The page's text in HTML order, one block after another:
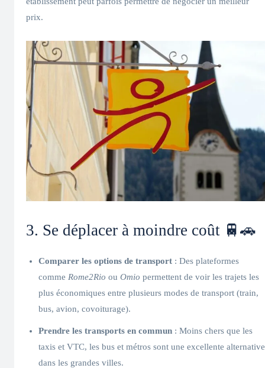
prix.
3. Se déplacer à moindre coût 🚆🚗
Comparer les options de transport : Des plateformes
comme Rome2Rio ou Omio permettent de voir les trajets les
plus économiques entre plusieurs modes de transport (train,
bus, avion, covoiturage).
Prendre les transports en commun : Moins chers que les
taxis et VTC, les bus et métros sont une excellente alternative
dans les grandes villes.